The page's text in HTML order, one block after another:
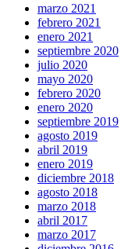
marzo 2021
febrero 2021
enero 2021
septiembre 2020
julio 2020
mayo 2020
febrero 2020
enero 2020
septiembre 2019
agosto 2019
abril 2019
enero 2019
diciembre 2018
agosto 2018
marzo 2018
abril 2017
marzo 2017